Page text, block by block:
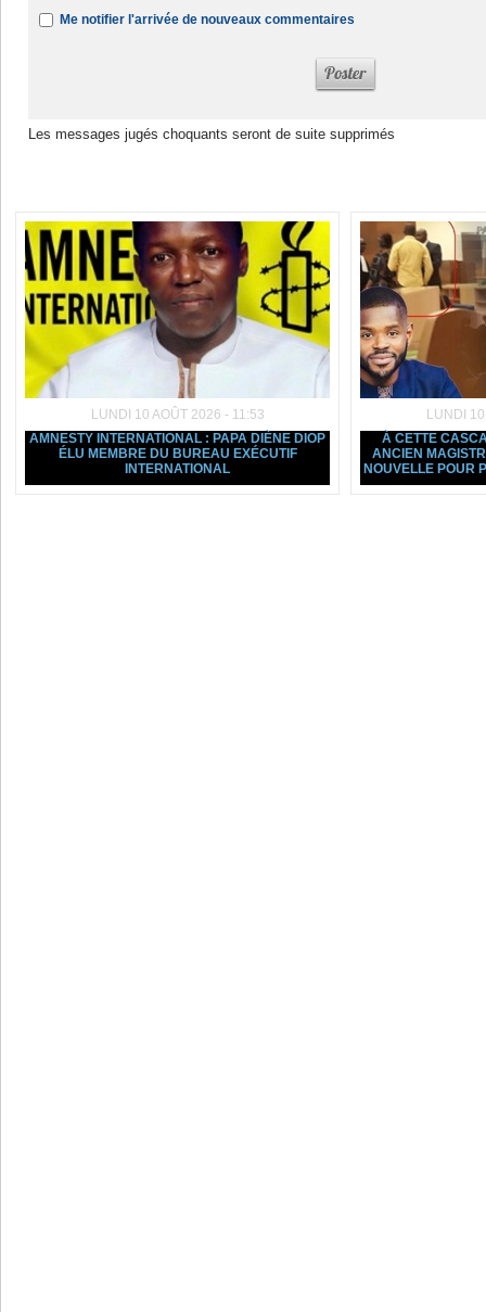
Me notifier l'arrivée de nouveaux commentaires
Les messages jugés choquants seront de suite supprimés
LUNDI 10 AOÛT 2026 - 11:53
AMNESTY INTERNATIONAL : PAPA DIÈNE DIOP
ÉLU MEMBRE DU BUREAU EXÉCUTIF
INTERNATIONAL
LUNDI
À CETTE
ANCIEN
NOUVELLE POUR